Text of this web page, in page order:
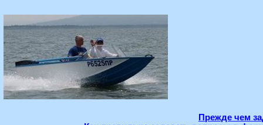
Прежде чем